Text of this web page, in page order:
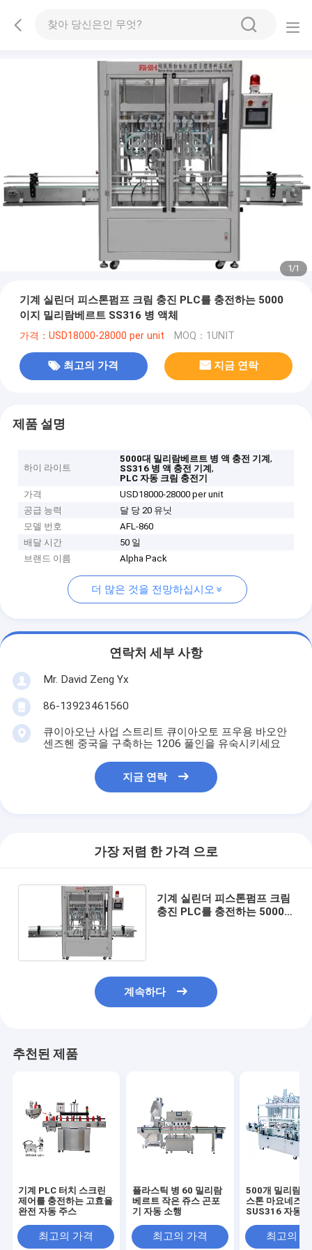
1/1
기계 실린더 피스톤펌프 크림 충진 PLC를 충전하는 5000
이지 밀리람베르트 SS316 병 액체
가격：USD18000-28000 per unit MOQ：1UNIT
최고의 가격 지금 연락
제품 설명
하이 라이트
5000대 밀리람베르트 병 액 충전 기계,
SS316 병 액 충전 기계,
PLC 자동 크림 충전기
가격
USD18000-28000 per unit
공급 능력
달 당 20 유닛
모델 번호
AFL-860
배달 시간
50 일
브랜드 이름
Alpha Pack
더 많은 것을 전망하십시오
연락처 세부 사항
Mr. David Zeng Yx
86-13923461560
큐이아오난 사업 스트리트 큐이아오토 프우용 바오안
센즈헨 중국을 구축하는 1206 풀인을 유숙시키세요
지금 연락
가장 저렴 한 가격 으로
기계 실린더 피스톤펌프 크림
충진 PLC를 충전하는 5000
계속하다
추천된 제품
기계 PLC 터치 스크린
제어를 충전하는 고효율
완전 자동 주스
최고의 가격
플라스틱 병 60 밀리람
베르트 작은 쥬스 곤포
기 자동 소행
최고의 가격
500개 밀리람베
스톤 마요네즈
SUS316 자동
최고의